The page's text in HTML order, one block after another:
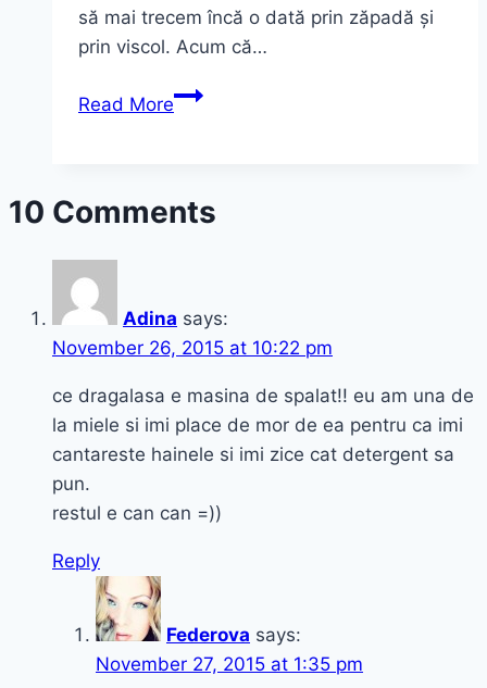
să mai trecem încă o dată prin zăpadă și
prin viscol. Acum că…
Read MoreSpring
10 Comments
Adina says:
November 26, 2015 at 10:22 pm
ce dragalasa e masina de spalat!! eu am una de
la miele si imi place de mor de ea pentru ca imi
cantareste hainele si imi zice cat detergent sa
pun.
restul e can can =))
Reply
Federova says:
November 27, 2015 at 1:35 pm